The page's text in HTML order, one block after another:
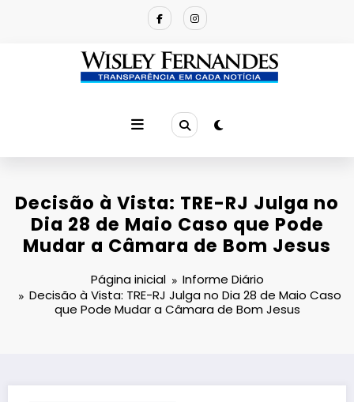
Decisão à Vista: TRE-RJ Julga no
Dia 28 de Maio Caso que Pode
Mudar a Câmara de Bom Jesus
Página inicial
Informe Diário
Decisão à Vista: TRE-RJ Julga no Dia 28 de Maio Caso
que Pode Mudar a Câmara de Bom Jesus